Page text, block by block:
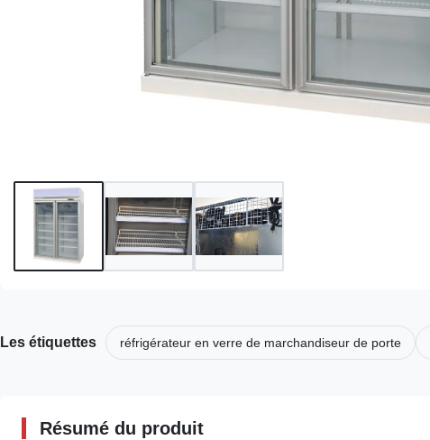
Les étiquettes réfrigérateur en verre de marchandiseur de porte
Résumé du produit